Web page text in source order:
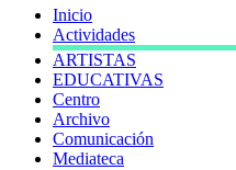
Inicio
Actividades
ARTISTAS
EDUCATIVAS
Centro
Archivo
Comunicación
Mediateca